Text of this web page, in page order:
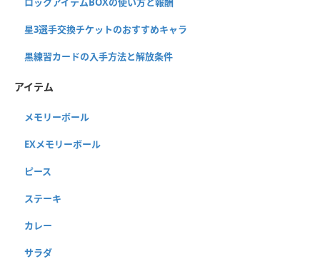
星3選手交換チケットのおすすめキャラ
黒練習カードの入手方法と解放条件
アイテム
メモリーボール
EXメモリーボール
ピース
ステーキ
カレー
サラダ